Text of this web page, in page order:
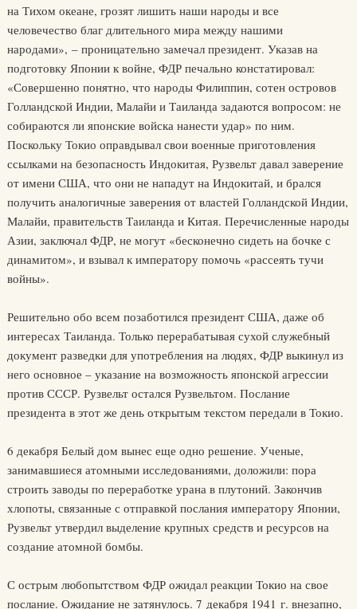
на Тихом океане, грозят лишить наши народы и все
человечество благ длительного мира между нашими
народами», – проницательно замечал президент. Указав на
подготовку Японии к войне, ФДР печально констатировал:
«Совершенно понятно, что народы Филиппин, сотен островов
Голландской Индии, Малайи и Таиланда задаются вопросом: не
собираются ли японские войска нанести удар» по ним.
Поскольку Токио оправдывал свои военные приготовления
ссылками на безопасность Индокитая, Рузвельт давал заверение
от имени США, что они не нападут на Индокитай, и брался
получить аналогичные заверения от властей Голландской Индии,
Малайи, правительств Таиланда и Китая. Перечисленные народы
Азии, заключал ФДР, не могут «бесконечно сидеть на бочке с
динамитом», и взывал к императору помочь «рассеять тучи
войны».
Решительно обо всем позаботился президент США, даже об
интересах Таиланда. Только перерабатывая сухой служебный
документ разведки для употребления на людях, ФДР выкинул из
него основное – указание на возможность японской агрессии
против СССР. Рузвельт остался Рузвельтом. Послание
президента в этот же день открытым текстом передали в Токио.
6 декабря Белый дом вынес еще одно решение. Ученые,
занимавшиеся атомными исследованиями, доложили: пора
строить заводы по переработке урана в плутоний. Закончив
хлопоты, связанные с отправкой послания императору Японии,
Рузвельт утвердил выделение крупных средств и ресурсов на
создание атомной бомбы.
С острым любопытством ФДР ожидал реакции Токио на свое
послание. Ожидание не затянулось. 7 декабря 1941 г. внезапно,